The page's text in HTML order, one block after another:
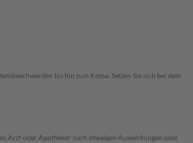
bis hin zum Koma. Setzen Sie sich bei dem
Arzt oder Apotheker nach etwaigen Auswirkungen oder